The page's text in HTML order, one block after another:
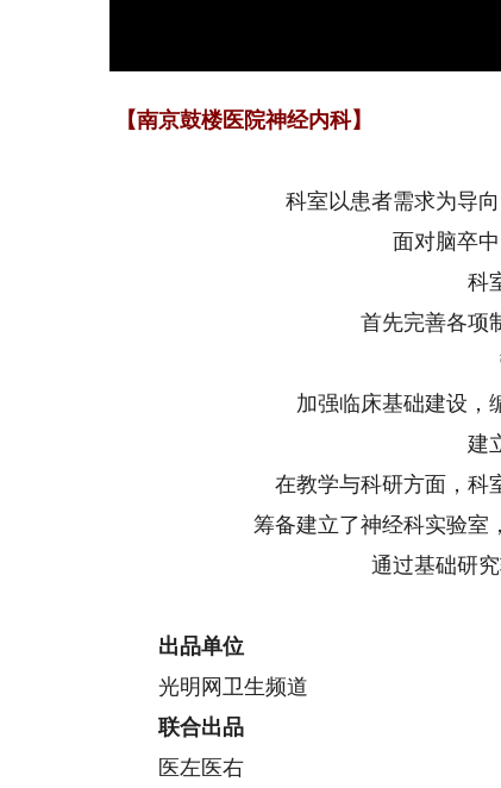
【南京鼓楼医院神经内科】
科室以患者需求为导
面对脑卒
科
首先完善各项
加强临床基础建设，
建
在教学与科研方面，科
筹备建立了神经科实验室
通过基础研
出品单位
光明网卫生频道
联合出品
医左医右